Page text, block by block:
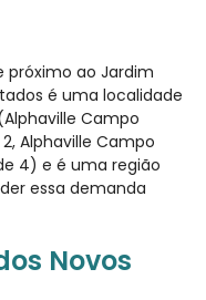
próximo ao Jardim
é uma localidade
Campo
Alphaville Campo
4) e é uma região
essa demanda
Novos